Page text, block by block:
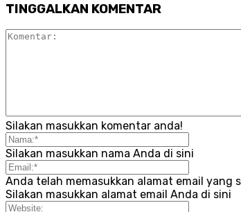
TINGGALKAN KOMENTAR
Silakan masukkan komentar anda!
Silakan masukkan nama Anda di sini
Anda telah memasukkan alamat email yang
Silakan masukkan alamat email Anda di sini